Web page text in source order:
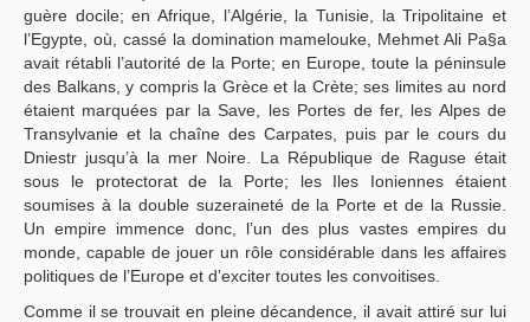
guère docile; en Afrique, l’Algérie, la Tunisie, la Tripolitaine et
l’Egypte, où, cassé la domination mamelouke, Mehmet Ali Pa§a
avait rétabli l’autorité de la Porte; en Europe, toute la péninsule
des Balkans, y compris la Grèce et la Crète; ses limites au nord
étaient marquées par la Save, les Portes de fer, les Alpes de
Transylvanie et la chaîne des Carpates, puis par le cours du
Dniestr jusqu’à la mer Noire. La République de Raguse était
sous le protectorat de la Porte; les Iles Ioniennes étaient
soumises à la double suzeraineté de la Porte et de la Russie.
Un empire immence donc, l’un des plus vastes empires du
monde, capable de jouer un rôle considérable dans les affaires
politiques de l’Europe et d’exciter toutes les convoitises.
Comme il se trouvait en pleine décandence, il avait attiré sur lui